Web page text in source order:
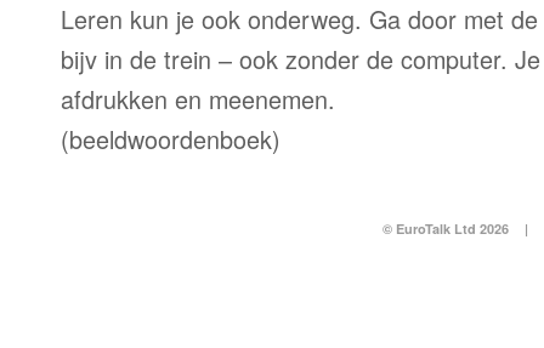
Leren kun je ook onderweg. Ga door met
bijv in de trein – ook zonder de computer.
afdrukken en meenemen.
(beeldwoordenboek)
© EuroTalk Ltd 2026 |